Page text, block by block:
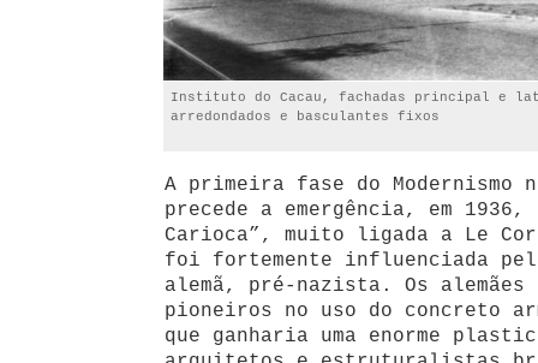
Instituto do Cacau, fachadas principal e
arredondados e basculantes fixos
A primeira fase do Modernismo
precede a emergência, em 1936,
Carioca”, muito ligada a Le
foi fortemente influenciada
alemã, pré-nazista. Os alemães
pioneiros no uso do concreto
que ganharia uma enorme